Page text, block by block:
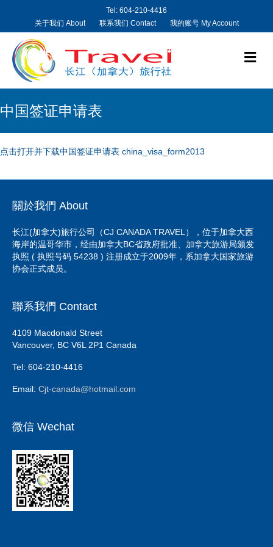
Tel: 604-210-4416
关于我们 About
联系我们 Contact 我的账号 My Account
中国签证申请表
点击打开并下载中国签证申请表 china_visa_form2013
關於我們 About
长江(加拿大)旅行公司（CJ CANADA TRAVEL），位于加拿大西
海岸的温哥华市，经由加拿大BC省政府批准、加拿大旅游局颁发
执照 ( 执照号码 54238 ) 注册成立于2009年，系加拿大国家旅游
协会正式成员。
聯系我們 Contact
4109 Macdonald Street
Vancouver, BC V6L 2P1 Canada
Tel: 604-210-4416
Email: Cjt-canada@hotmail.com
微信 Wechat